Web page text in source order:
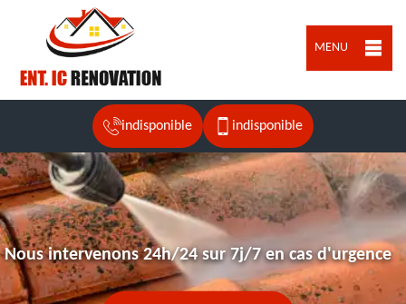
MENU
indisponible indisponible
Nous intervenons 24h/24 sur 7j/7 en cas d'urgence